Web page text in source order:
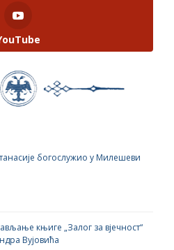
богослужио у Милешеви
књиге „Залог за вјечност“
Вујовића